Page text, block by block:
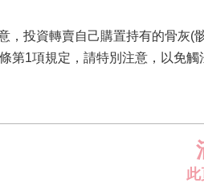
投資轉賣自己購置持有的骨灰(
第1項規定，請特別注意，以免觸
此